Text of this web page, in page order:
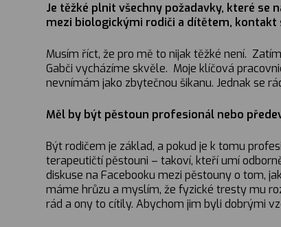
Je těžké plnit všechny požadavky, které
mezi biologickými rodiči a dítětem, kontakt
Musím říct, že pro mě to nijak těžké není.
Gabči vycházíme skvěle. Moje klíčová
nevnímám jako zbytečnou šikanu. Jednak se
Měl by být pěstoun profesionál nebo
Být rodičem je základ, a pokud je k tomu
terapeutičtí pěstouni – takoví, kteří umí
diskuse na Facebooku mezi pěstouny o tom,
máme hrůzu a myslím, že fyzické tresty mu
rád a ony to cítily. Abychom jim byli dobrými